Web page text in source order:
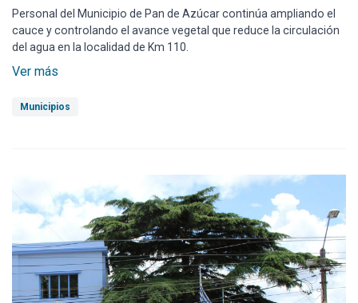
Personal del Municipio de Pan de Azúcar continúa ampliando el
cauce y controlando el avance vegetal que reduce la circulación
del agua en la localidad de Km 110.
Ver más
Municipios